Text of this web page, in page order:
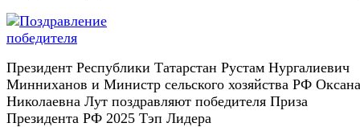
Президент Республики Татарстан Рустам Нургалиевич
Минниханов и Министр сельского хозяйства РФ Оксана
Николаевна Лут поздравляют победителя Приза
Президента РФ 2025 Тэп Лидера